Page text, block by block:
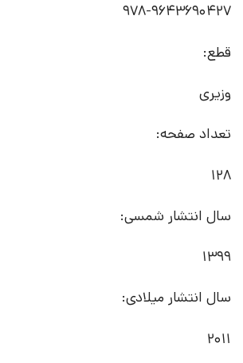
978-9643690427
قطع:
وزیری
تعداد صفحه:
128
سال انتشار شمسی:
1399
سال انتشار میلادی:
2011